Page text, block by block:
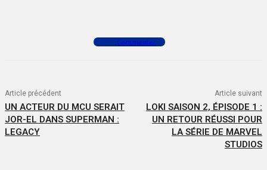
Commenter
Article précédent
UN ACTEUR DU MCU SERAIT
JOR-EL DANS SUPERMAN :
LEGACY
Article suivant
LOKI SAISON 2, ÉPISODE 1 :
UN RETOUR RÉUSSI POUR
LA SÉRIE DE MARVEL
STUDIOS